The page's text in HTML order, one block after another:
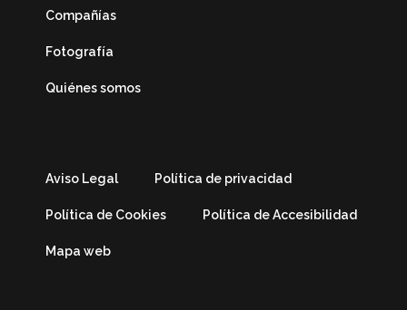
Compañías
Fotografía
Quiénes somos
Aviso Legal Política de privacidad
Política de Cookies Política de Accesibilidad
Mapa web